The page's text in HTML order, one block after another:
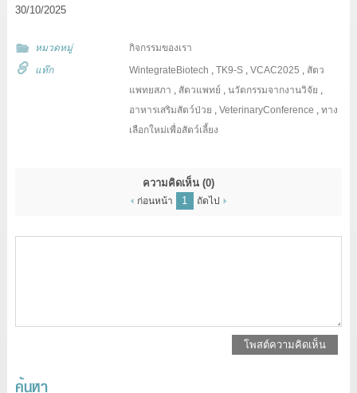
30/10/2025
หมวดหมู่
กิจกรรมของเรา
แท๊ก
WintegrateBiotech ,TK9-S ,VCAC2025 , สัตว
แพทยสภา , สัตวแพทย์ ,นวัตกรรมจากงานวิจัย ,
อาหารเสริมสัตว์ป่วย ,VeterinaryConference ,ทาง
เลือกใหม่เพื่อสัตว์เลี้ยง
ความคิดเห็น (0)
ก่อนหน้า 1 ถัดไป
โพสต์ความคิดเห็น
ค้นหา